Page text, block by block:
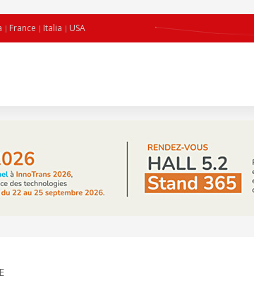
France Italia USA